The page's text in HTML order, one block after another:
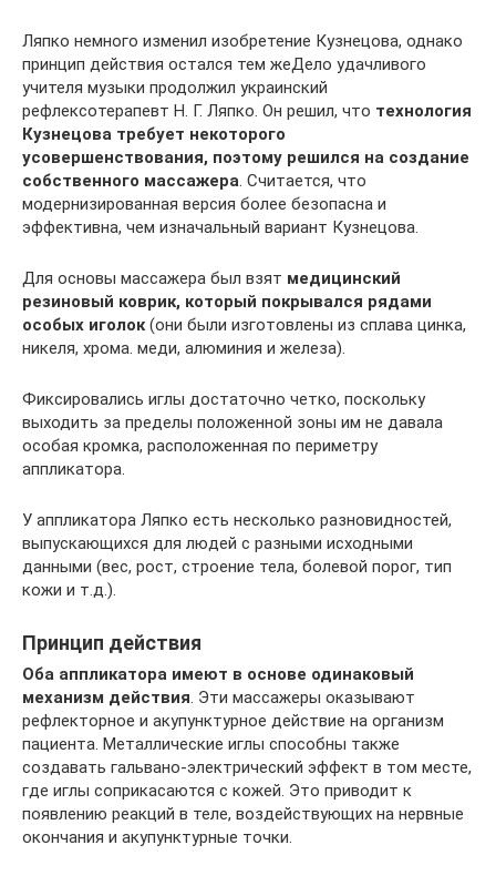
Ляпко немного изменил изобретение Кузнецова, однако
принцип действия остался тем жеДело удачливого
учителя музыки продолжил украинский
рефлексотерапевт Н. Г. Ляпко. Он решил, что технология
Кузнецова требует некоторого
усовершенствования, поэтому решился на создание
собственного массажера. Считается, что
модернизированная версия более безопасна и
эффективна, чем изначальный вариант Кузнецова.
Для основы массажера был взят медицинский
резиновый коврик, который покрывался рядами
особых иголок(они были изготовлены из сплава цинка,
никеля, хрома. меди, алюминия и железа).
Фиксировались иглы достаточно четко, поскольку
выходить за пределы положенной зоны им не давала
особая кромка, расположенная по периметру
аппликатора.
У аппликатора Ляпко есть несколько разновидностей,
выпускающихся для людей с разными исходными
данными (вес, рост, строение тела, болевой порог, тип
кожи и т.д.).
Принцип действия
Оба аппликатора имеют в основе одинаковый
механизм действия. Эти массажеры оказывают
рефлекторное и акупунктурное действие на организм
пациента. Металлические иглы способны также
создавать гальвано-электрический эффект в том месте,
где иглы соприкасаются с кожей. Это приводит к
появлению реакций в теле, воздействующих на нервные
окончания и акупунктурные точки.